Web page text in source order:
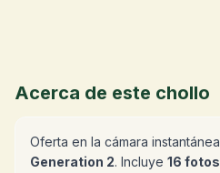
Acerca de este chollo
Oferta en la cámara instantánea
Generation 2. Incluye 16 fotos